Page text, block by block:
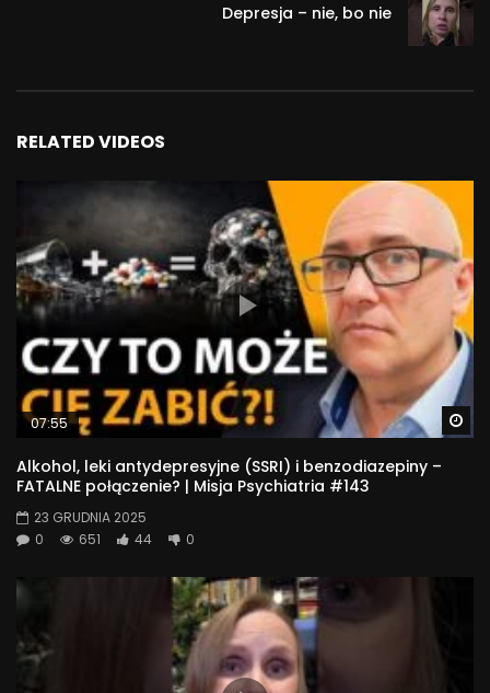
Depresja – nie, bo nie
RELATED VIDEOS
07:55
Alkohol, leki antydepresyjne (SSRI) i benzodiazepiny –
FATALNE połączenie? | Misja Psychiatria #143
23 GRUDNIA 2025
0
651 44 0